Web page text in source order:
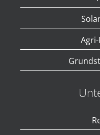
Unstimmigkeiten